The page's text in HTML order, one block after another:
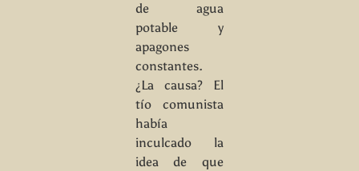
de agua
potable y
apagones
constantes.
¿La causa? El
tío comunista
había
inculcado la
idea de que